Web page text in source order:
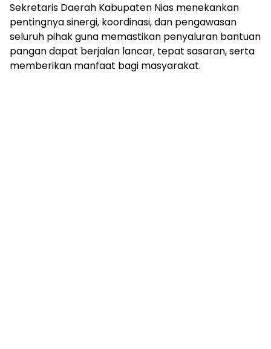
Sekretaris Daerah Kabupaten Nias menekankan
pentingnya sinergi, koordinasi, dan pengawasan
seluruh pihak guna memastikan penyaluran bantuan
pangan dapat berjalan lancar, tepat sasaran, serta
memberikan manfaat bagi masyarakat.